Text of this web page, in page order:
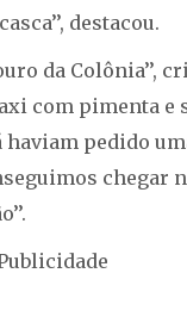
destacou.
da Colônia’’,
com pimenta
pedido
chegar